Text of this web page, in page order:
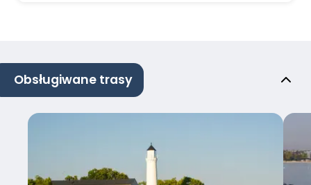
Obsługiwane trasy